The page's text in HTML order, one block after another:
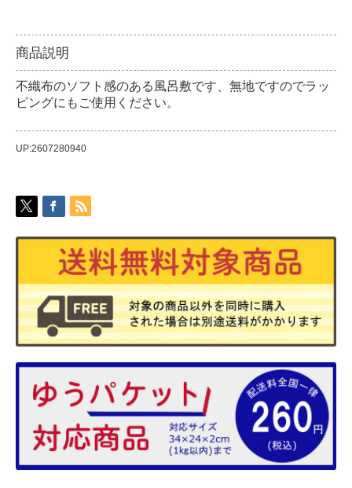
商品説明
不織布のソフト感のある風呂敷です、無地ですのでラッ
ピングにもご使用ください。
UP:2607280940